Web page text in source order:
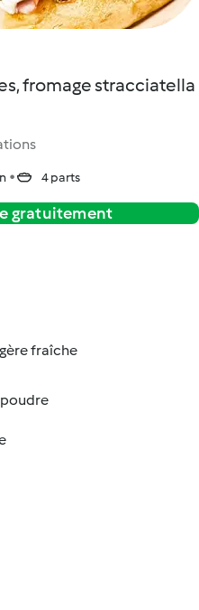
fromage stracciatella
4 parts
gratuitement
fraîche